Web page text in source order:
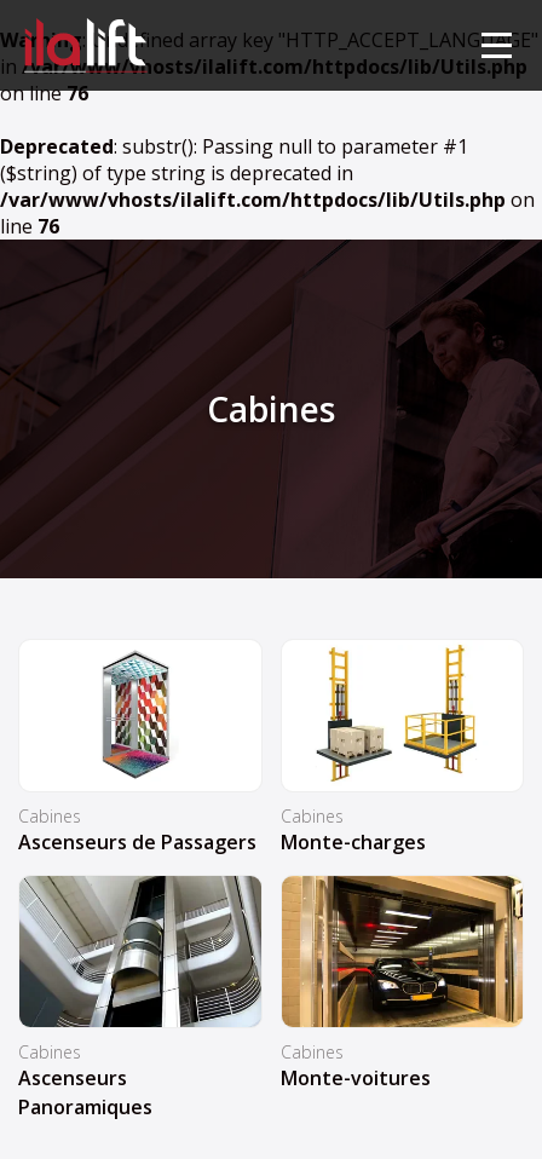
Warning: Undefined array key "HTTP_ACCEPT_LANGUAGE"
in /var/www/vhosts/ilalift.com/httpdocs/lib/Utils.php
on line76
Deprecated: substr(): Passing null to parameter #1
($string) of type string is deprecated in
/var/www/vhosts/ilalift.com/httpdocs/lib/Utils.php on
line 76
Cabines
Cabines
Ascenseurs de Passagers
Cabines
Monte-charges
Cabines
Ascenseurs
Panoramiques
Cabines
Monte-voitures